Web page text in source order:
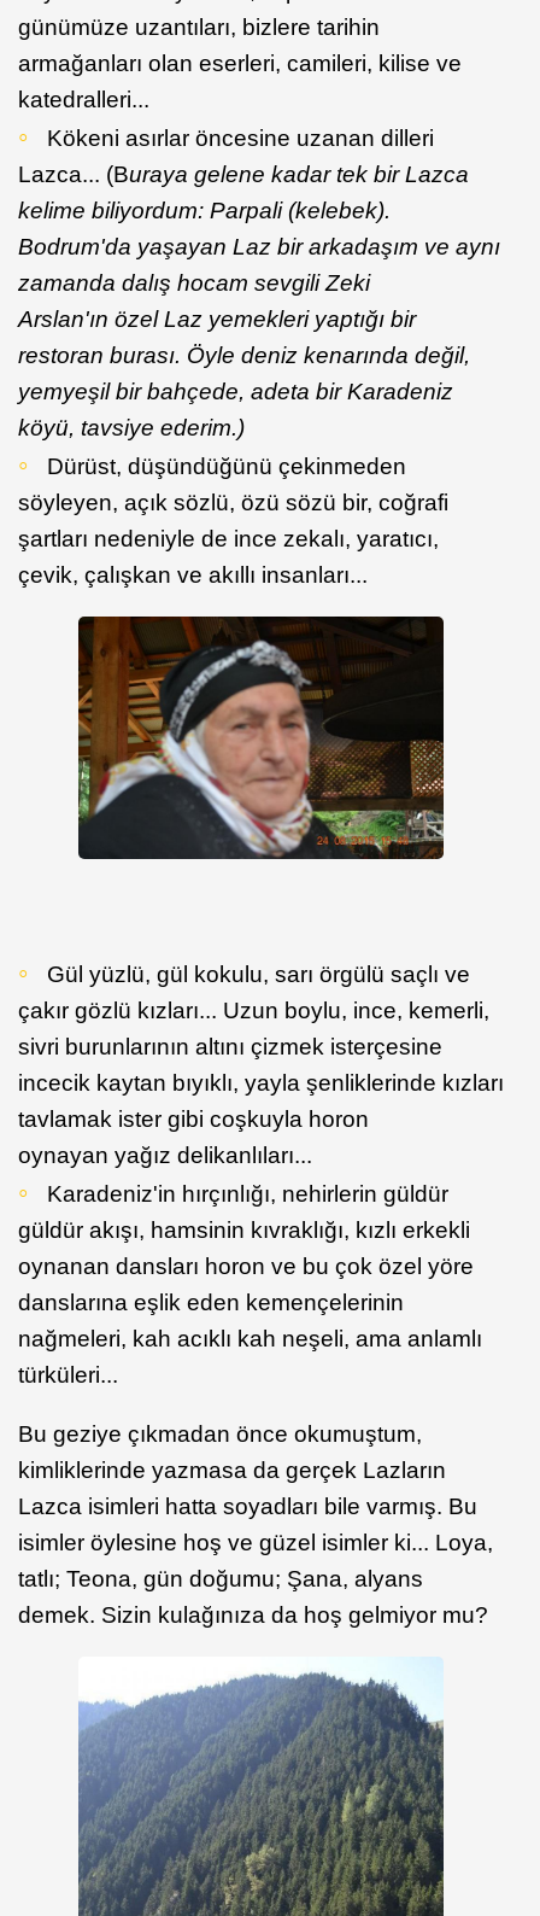
günümüze uzantıları, bizlere tarihin
armağanları olan eserleri, camileri, kilise ve
katedralleri...
Kökeni asırlar öncesine uzanan dilleri
Lazca... (Buraya gelene kadar tek bir Lazca
kelime biliyordum: Parpali (kelebek).
Bodrum'da yaşayan Laz bir arkadaşım ve aynı
zamanda dalış hocam sevgili Zeki
Arslan'ın özel Laz yemekleri yaptığı bir
restoran burası. Öyle deniz kenarında değil,
yemyeşil bir bahçede, adeta bir Karadeniz
köyü, tavsiye ederim.)
Dürüst, düşündüğünü çekinmeden
söyleyen, açık sözlü, özü sözü bir, coğrafi
şartları nedeniyle de ince zekalı, yaratıcı,
çevik, çalışkan ve akıllı insanları...
Gül yüzlü, gül kokulu, sarı örgülü saçlı ve
çakır gözlü kızları... Uzun boylu, ince, kemerli,
sivri burunlarının altını çizmek isterçesine
incecik kaytan bıyıklı, yayla şenliklerinde kızları
tavlamak ister gibi coşkuyla horon
oynayan yağız delikanlıları...
Karadeniz'in hırçınlığı, nehirlerin güldür
güldür akışı, hamsinin kıvraklığı, kızlı erkekli
oynanan dansları horon ve bu çok özel yöre
danslarına eşlik eden kemençelerinin
nağmeleri, kah acıklı kah neşeli, ama anlamlı
türküleri...
Bu geziye çıkmadan önce okumuştum,
kimliklerinde yazmasa da gerçek Lazların
Lazca isimleri hatta soyadları bile varmış. Bu
isimler öylesine hoş ve güzel isimler ki... Loya,
tatlı; Teona, gün doğumu; Şana, alyans
demek. Sizin kulağınıza da hoş gelmiyor mu?